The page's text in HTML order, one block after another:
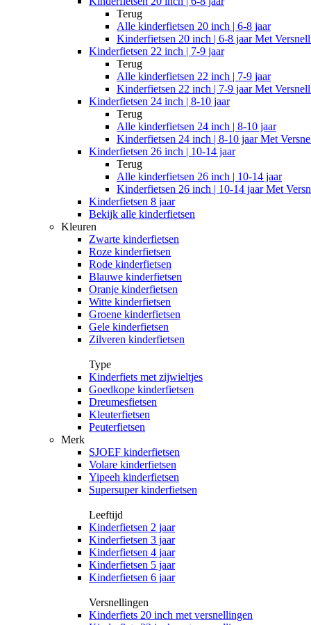
Terug
Alle kinderfietsen 20 inch | 6-8 jaar
Kinderfietsen 20 inch | 6-8 jaar Met
Kinderfietsen 22 inch | 7-9 jaar
Terug
Alle kinderfietsen 22 inch | 7-9 jaar
Kinderfietsen 22 inch | 7-9 jaar Met
Kinderfietsen 24 inch | 8-10 jaar
Terug
Alle kinderfietsen 24 inch | 8-10 jaar
Kinderfietsen 24 inch | 8-10 jaar Met
Kinderfietsen 26 inch | 10-14 jaar
Terug
Alle kinderfietsen 26 inch | 10-14 jaar
Kinderfietsen 26 inch | 10-14 jaar Met
Kinderfietsen 8 jaar
Bekijk alle kinderfietsen
Kleuren
Zwarte kinderfietsen
Roze kinderfietsen
Rode kinderfietsen
Blauwe kinderfietsen
Oranje kinderfietsen
Witte kinderfietsen
Groene kinderfietsen
Gele kinderfietsen
Zilveren kinderfietsen
Type
Kinderfiets met zijwieltjes
Goedkope kinderfietsen
Dreumesfietsen
Kleuterfietsen
Peuterfietsen
Merk
SJOEF kinderfietsen
Volare kinderfietsen
Yipeeh kinderfietsen
Supersuper kinderfietsen
Leeftijd
Kinderfietsen 2 jaar
Kinderfietsen 3 jaar
Kinderfietsen 4 jaar
Kinderfietsen 5 jaar
Kinderfietsen 6 jaar
Versnellingen
Kinderfiets 20 inch met versnellingen